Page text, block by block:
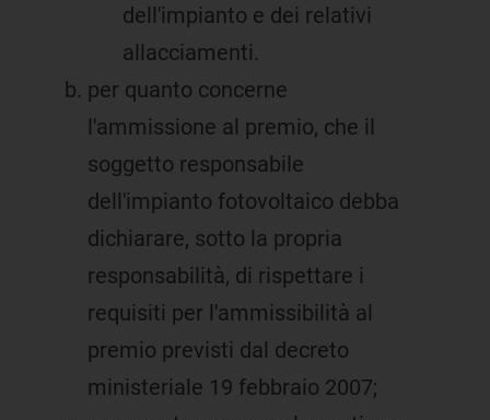
dell'impianto e dei relativi
allacciamenti.
per quanto concerne
l'ammissione al premio, che il
soggetto responsabile
dell'impianto fotovoltaico debba
dichiarare, sotto la propria
responsabilità, di rispettare i
requisiti per l'ammissibilità al
premio previsti dal decreto
ministeriale 19 febbraio 2007;